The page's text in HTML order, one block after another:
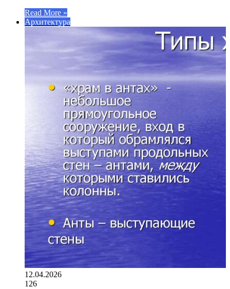
Read More »
Архитектура
12.04.2026
126